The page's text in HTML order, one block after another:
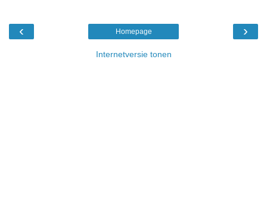
‹ ›
Homepage
Internetversie tonen